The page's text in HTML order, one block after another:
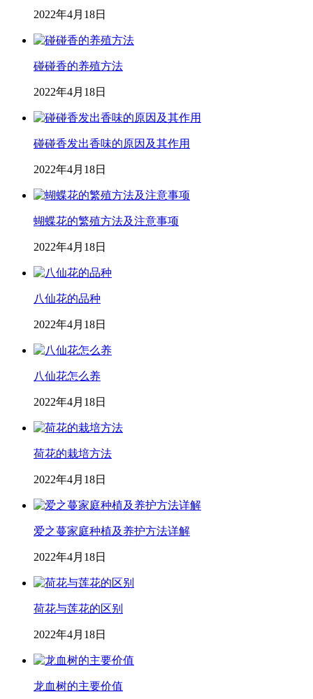
2022年4月18日
碰碰香的养殖方法
2022年4月18日
碰碰香发出香味的原因及其作用
2022年4月18日
蝴蝶花的繁殖方法及注意事项
2022年4月18日
八仙花的品种
2022年4月18日
八仙花怎么养
2022年4月18日
荷花的栽培方法
2022年4月18日
爱之蔓家庭种植及养护方法详解
2022年4月18日
荷花与莲花的区别
2022年4月18日
龙血树的主要价值